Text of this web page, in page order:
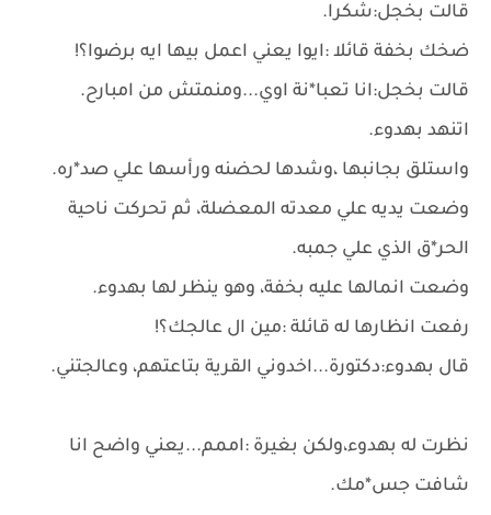
قالت بخجل:شكرا.
ضخك بخفة قائلا :ايوا يعني اعمل بيها ايه برضوا؟!
قالت بخجل:انا تعبا*نة اوي...ومنمتش من امبارح.
اتنهد بهدوء.
واستلق بجانبها ،وشدها لحضنه ورأسها علي صد*ره.
وضعت يديه علي معدته المعضلة، ثم تحركت ناحية
الحر*ق الذي علي جمبه.
وضعت انمالها عليه بخفة، وهو ينظر لها بهدوء.
رفعت انظارها له قائلة :مين ال عالجك؟!
قال بهدوء:دكتورة...اخدوني القرية بتاعتهم، وعالجتني.
نظرت له بهدوء،ولكن بغيرة :اممم...يعني واضح انا
شافت جس*مك.